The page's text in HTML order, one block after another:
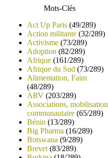
Mots-Clés
Act Up Paris (49/289)
Action militante (32/289)
Activisme (73/289)
Adoption (82/289)
Afrique (161/289)
Afrique du Sud (73/289)
Alimentation, Faim
(48/289)
ARV (203/289)
Associations, mobilisation
communautaire (65/289)
Bénin (13/289)
Big Pharma (16/289)
Botswana (9/289)
Brevet (83/289)